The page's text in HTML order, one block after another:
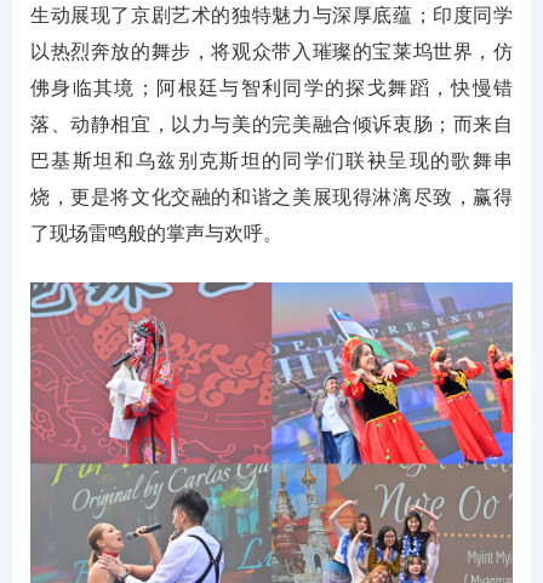
生动展现了京剧艺术的独特魅力与深厚底蕴；印度同学
以热烈奔放的舞步，将观众带入璀璨的宝莱坞世界，仿
佛身临其境；阿根廷与智利同学的探戈舞蹈，快慢错
落、动静相宜，以力与美的完美融合倾诉衷肠；而来自
巴基斯坦和乌兹别克斯坦的同学们联袂呈现的歌舞串
烧，更是将文化交融的和谐之美展现得淋漓尽致，赢得
了现场雷鸣般的掌声与欢呼。